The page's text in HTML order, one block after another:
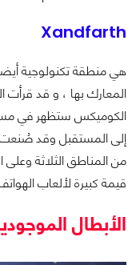
Xandfarth
هي منطقة تكنولوجية
المعارك بها ، و قد قرأت
إلى المستقبل وقد صُنعت
من المناطق الثلاثة وعلى
قيمة كبيرة لألعاب
الأبطال